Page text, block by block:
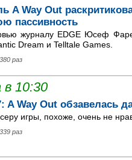
A Way Out
пассивность
журналу EDGE Юсеф
Dream и Telltale Games.
раз
в 10:30
A Way Out обзавелась
игры, похоже, очень не
раз